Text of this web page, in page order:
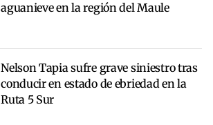
aguanieve en la región del Maule
Nelson Tapia sufre grave siniestro tras
conducir en estado de ebriedad en la
Ruta 5 Sur